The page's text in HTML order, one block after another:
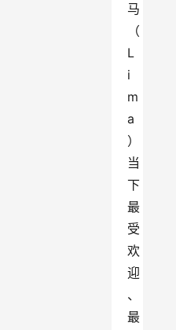
马
（
L
i
m
a
）
当
下
最
受
欢
迎
、
最